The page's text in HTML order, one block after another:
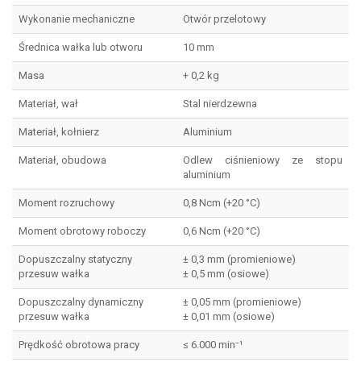
Wykonanie mechaniczne Otwór przelotowy
Średnica wałka lub otworu 10 mm
Masa + 0,2 kg
Materiał, wał Stal nierdzewna
Materiał, kołnierz Aluminium
Materiał, obudowa
Odlew ciśnieniowy ze stopu
aluminium
Moment rozruchowy 0,8 Ncm (+20 °C)
Moment obrotowy roboczy 0,6 Ncm (+20 °C)
Dopuszczalny statyczny
przesuw wałka
± 0,3 mm (promieniowe)
± 0,5 mm (osiowe)
Dopuszczalny dynamiczny
przesuw wałka
± 0,05 mm (promieniowe)
± 0,01 mm (osiowe)
Prędkość obrotowa pracy ≤ 6.000 min⁻¹